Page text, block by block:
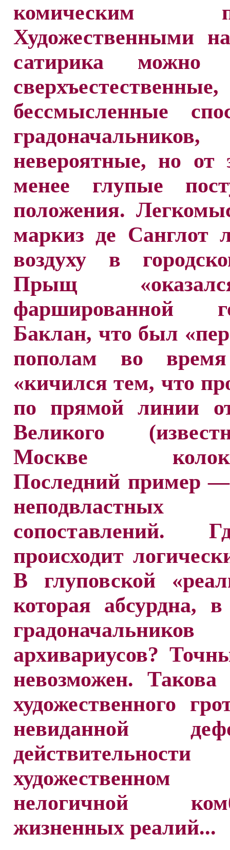
комическим
Художественными
сатирика можно
бессмысленные
градоначальников,
невероятные, но от
менее глупые
положения.
маркиз де Санглот
воздуху в
Прыщ
фаршированной
Баклан, что был
пополам во
«кичился тем, что
по прямой линии
Великого
Москве
Последний пример
неподвластных
сопоставлений.
происходит
В глуповской
которая абсурдна, в
архивариусов?
невозможен. Такова
художественного
невиданной
художественном
нелогичной
жизненных реалий...